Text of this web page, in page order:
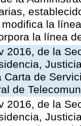
la
la línea
2016, de la
de
de
2016, de la